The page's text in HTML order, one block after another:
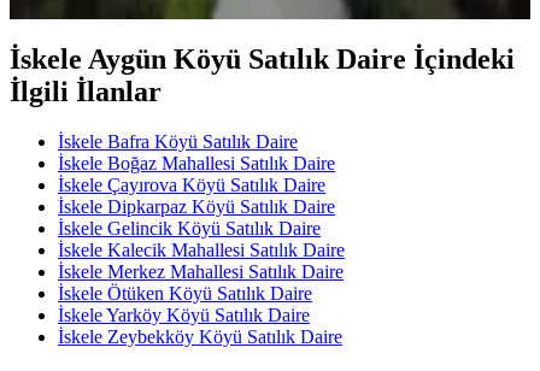
İskele Aygün Köyü Satılık Daire İçindeki
İlgili İlanlar
İskele Bafra Köyü Satılık Daire
İskele Boğaz Mahallesi Satılık Daire
İskele Çayırova Köyü Satılık Daire
İskele Dipkarpaz Köyü Satılık Daire
İskele Gelincik Köyü Satılık Daire
İskele Kalecik Mahallesi Satılık Daire
İskele Merkez Mahallesi Satılık Daire
İskele Ötüken Köyü Satılık Daire
İskele Yarköy Köyü Satılık Daire
İskele Zeybekköy Köyü Satılık Daire